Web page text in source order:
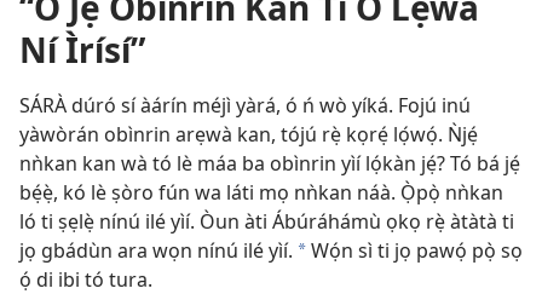
Ní Ìrísí”
SÁRÀ dúró sí àárín méjì yàrá, ó ń wò yíká. Fojú inú
yàwòrán obìnrin arẹwà kan, tójú rẹ̀ kọrẹ́ lọ́wọ́. Ǹjẹ́
nǹkan kan wà tó lè máa ba obìnrin yìí lọ́kàn jẹ́? Tó bá jẹ́
bẹ́ẹ̀, kó lè ṣòro fún wa láti mọ nǹkan náà. Ọ̀pọ̀ nǹkan
ló ti ṣẹlẹ̀ nínú ilé yìí. Òun àti Ábúráhámù ọkọ rẹ̀ àtàtà ti
jọ gbádùn ara wọn nínú ilé yìí. *Wọ́n sì ti jọ pawọ́ pọ̀ sọ
ọ́ di ibi tó tura.